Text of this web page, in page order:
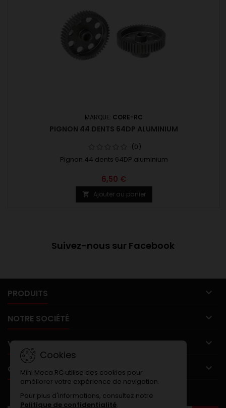
MARQUE: CORE-RC
PIGNON 44 DENTS 64DP ALUMINIUM
(0)
Pignon 44 dents 64DP aluminium
6,50 €
 Ajouter au panier
Suivez-nous sur Facebook
PRODUITS 
NOTRE SOCIÉTÉ 
VOTRE COMPTE 
CONTACT 
Cookies
Mini Meca RC utilise des cookies pour
améliorer votre expérience de navigation.
Pour plus d'informations, consultez notre
Politique de confidentialité.
LETTRE D'INFORMATIONS